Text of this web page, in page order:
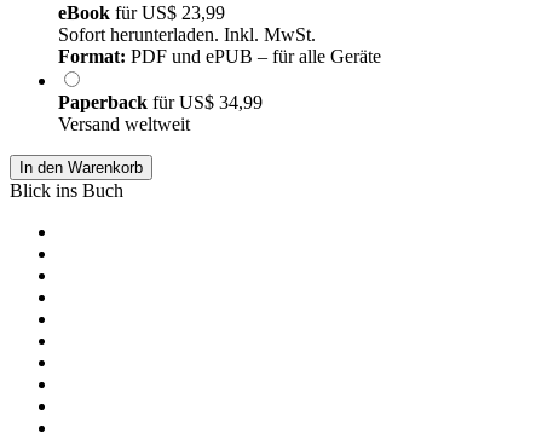
eBook fürUS$ 23,99
Sofort herunterladen. Inkl. MwSt.
Format: PDF und ePUB – für alle Geräte
Paperback fürUS$ 34,99
Versand weltweit
In den Warenkorb
Blick ins Buch